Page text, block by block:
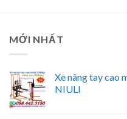
MỚI NHẤT
Xe nâng tay cao
NIULI